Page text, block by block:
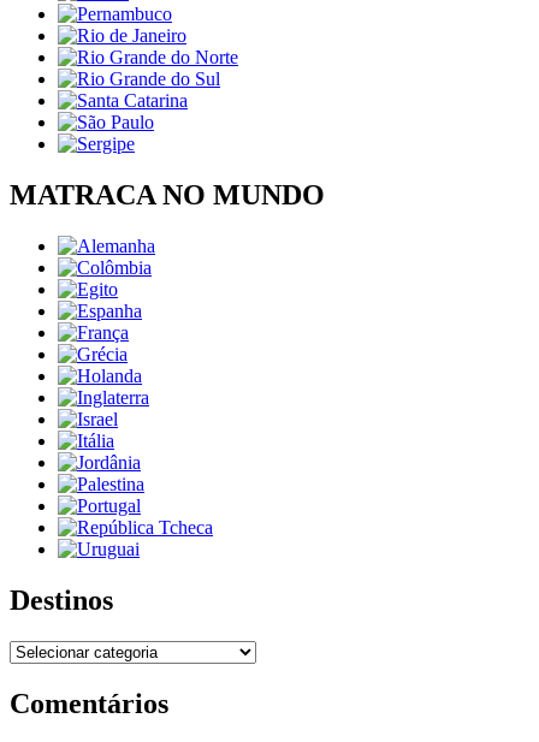
MATRACA NO MUNDO
Destinos
Destinos
Comentários